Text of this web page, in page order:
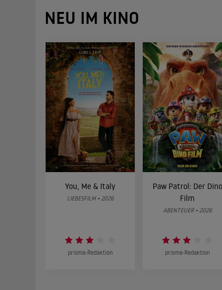
NEU IM KINO
You, Me & Italy
LIEBESFILM • 2026
prisma-Redaktion
Paw Patrol: Der Dino
Film
ABENTEUER • 2026
prisma-Redaktion